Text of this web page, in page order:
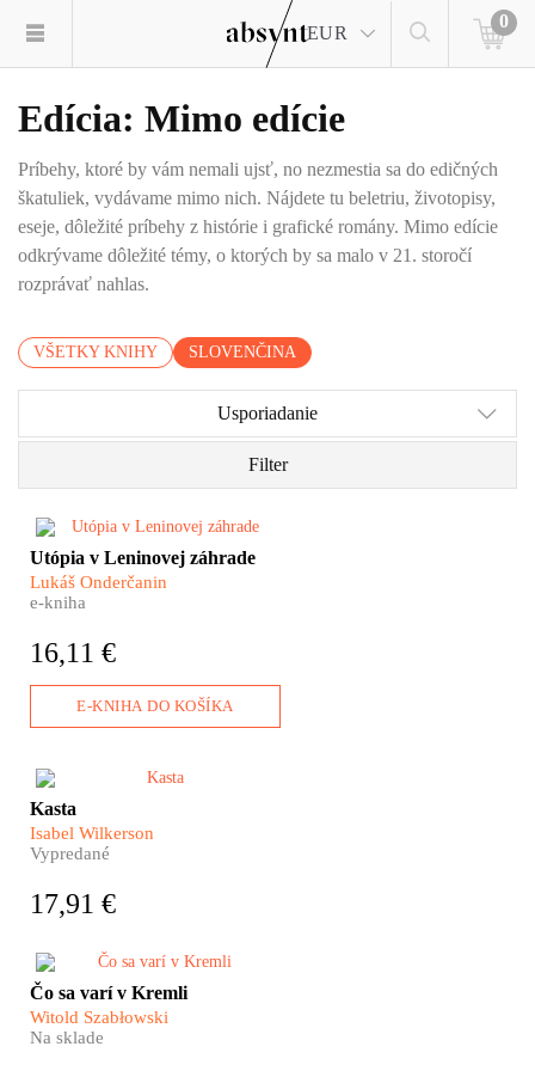
EUR
0
Edícia: Mimo edície
Príbehy, ktoré by vám nemali ujsť, no nezmestia sa do edičných
škatuliek, vydávame mimo nich. Nájdete tu beletriu, životopisy,
eseje, dôležité príbehy z histórie i grafické romány. Mimo edície
odkrývame dôležité témy, o ktorých by sa malo v 21. storočí
rozprávať nahlas.
VŠETKY KNIHY SLOVENČINA
Usporiadanie
Filter
Nie je to žiadna fatamorgána –
pred očami sa im skutočne
črtajú obrysy vysnívaného raja.
Ďaleko za chrbtami nechávajú
vyrážajú za volaním svojho
Lukáš Onderčanin nám vo
Interhelpo, ktoré vzniklo v
ďalekom Kirgizsku, aby
pomohlo pri budovaní
Sovietskeho zväzu.
Utópia v Leninovej záhrade
Lukáš Onderčanin
e-kniha
16,11 €
E-KNIHA DO KOŠÍKA
Kasta je nálepka, ktorá hovorí,
zaobchádzať.
Kasta
Isabel Wilkerson
Vypredané
17,91 €
​Prečo s posledným ruským
aj jeho kuchára? Čo sa varilo
prvým likvidátorom
Čo sa varí v Kremli
Witold Szabłowski
Na sklade